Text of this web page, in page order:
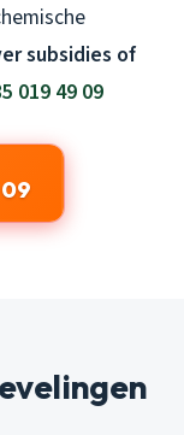
subsidies of
019 49 09